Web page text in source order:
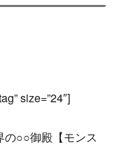
size=”24″]
○○御殿【モンス